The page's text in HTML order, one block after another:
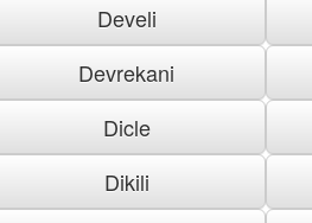
Develi
Devrekani
Dicle
Dikili